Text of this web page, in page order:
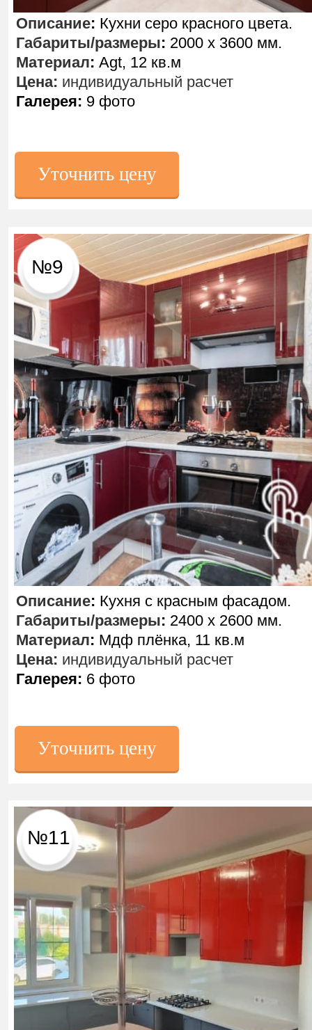
№9
№11
Уточнить цену
Уточнить цену
Описание: Кухни серо красного цвета.
Габариты/размеры: 2000 х 3600 мм.
Материал: Agt, 12 кв.м
Цена: индивидуальный расчет
Галерея: 9 фото
Описание: Кухня с красным фасадом.
Габариты/размеры: 2400 х 2600 мм.
Материал: Мдф плёнка, 11 кв.м
Цена: индивидуальный расчет
Галерея: 6 фото